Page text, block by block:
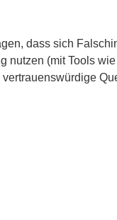
dass sich
nutzen (mit Tools